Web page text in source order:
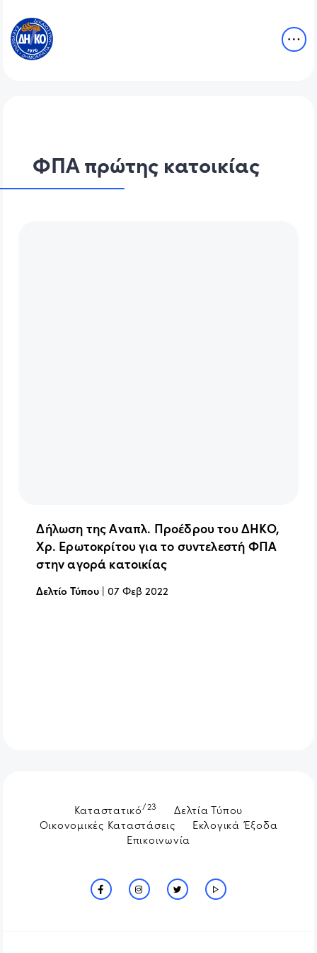
ΦΠΑ πρώτης κατοικίας
Δήλωση της Αναπλ. Προέδρου του ΔΗΚΟ,
Χρ. Ερωτοκρίτου για το συντελεστή ΦΠΑ
στην αγορά κατοικίας
Δελτίο Τύπου |07 Φεβ 2022
Καταστατικό/23
Δελτία Τύπου
Οικονομικές Καταστάσεις
Εκλογικά Έξοδα
Επικοινωνία